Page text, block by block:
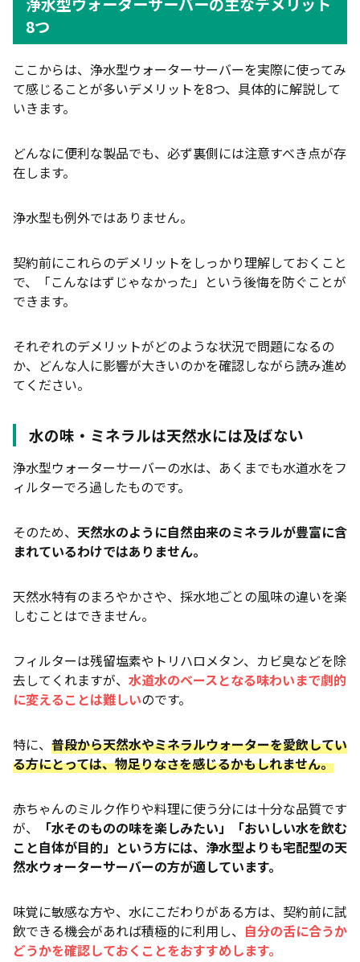
8つ
ここからは、浄水型ウォーターサーバーを実際に使ってみ
て感じることが多いデメリットを8つ、具体的に解説して
いきます。
どんなに便利な製品でも、必ず裏側には注意すべき点が存
在します。
浄水型も例外ではありません。
契約前にこれらのデメリットをしっかり理解しておくこと
で、「こんなはずじゃなかった」という後悔を防ぐことが
できます。
それぞれのデメリットがどのような状況で問題になるの
か、どんな人に影響が大きいのかを確認しながら読み進め
てください。
水の味・ミネラルは天然水には及ばない
浄水型ウォーターサーバーの水は、あくまでも水道水をフ
ィルターでろ過したものです。
そのため、 天然水のように自然由来のミネラルが豊富に含
まれているわけではありません。
天然水特有のまろやかさや、採水地ごとの風味の違いを楽
しむことはできません。
フィルターは残留塩素やトリハロメタン、カビ臭などを除
去してくれますが、 水道水のベースとなる味わいまで劇的
に変えることは難しいのです。
特に、 普段から天然水やミネラルウォーターを愛飲してい
る方にとっては、物足りなさを感じるかもしれません。
赤ちゃんのミルク作りや料理に使う分には十分な品質です
が、
「水そのものの味を楽しみたい」「おいしい水を飲む
こと自体が目的」という方には、浄水型よりも宅配型の天
然水ウォーターサーバーの方が適しています。
味覚に敏感な方や、水にこだわりがある方は、契約前に試
飲できる機会があれば積極的に利用し、 自分の舌に合うか
どうかを確認しておくことをおすすめします。